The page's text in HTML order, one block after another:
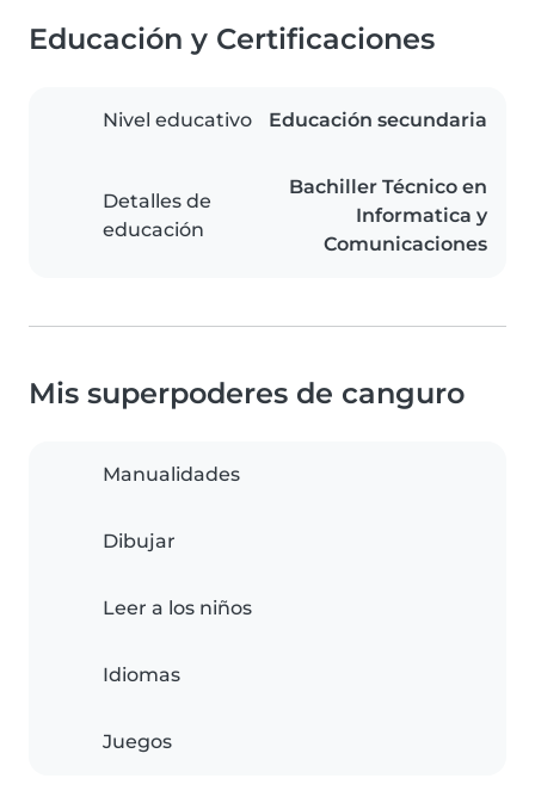
Educación y Certificaciones
Nivel educativo Educación secundaria
Detalles de
educación
Bachiller Técnico en
Informatica y
Comunicaciones
Mis superpoderes de canguro
Manualidades
Dibujar
Leer a los niños
Idiomas
Juegos